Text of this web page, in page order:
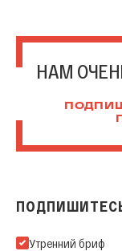
НАМ
Подпишитесь на
Утренний бриф